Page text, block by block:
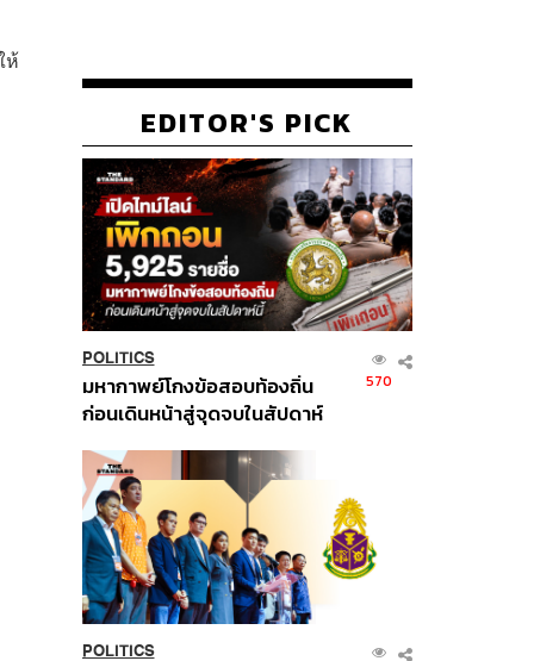
ห้
EDITOR'S PICK
POLITICS
มหากาพย์โกงข้อสอบท้องถิ่น
ก่อนเดินหน้าสู่จุดจบในสัปดาห์
570
POLITICS